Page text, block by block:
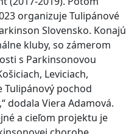
organizuje Tulipánové
Slovensko. Konajú
kluby, so zámerom
s Parkinsonovou
Leviciach,
pochod
dodala Viera Adamová.
a cieľom projektu je